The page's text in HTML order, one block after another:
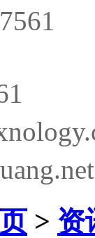
> 资